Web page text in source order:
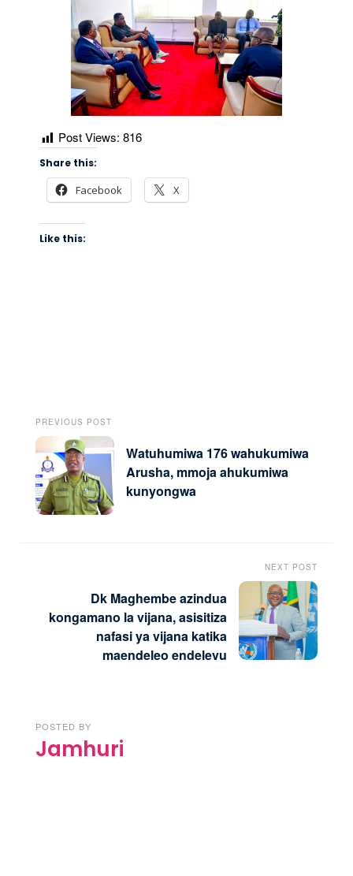
Post Views: 816
Share this:
Facebook X
Like this:
PREVIOUS POST
Watuhumiwa 176 wahukumiwa
Arusha, mmoja ahukumiwa
kunyongwa
NEXT POST
Dk Maghembe azindua
kongamano la vijana, asisitiza
nafasi ya vijana katika
maendeleo endelevu
POSTED BY
Jamhuri